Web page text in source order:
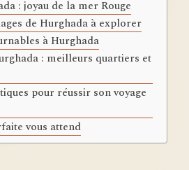
: joyau de la mer Rouge
de Hurghada à explorer
à Hurghada
: meilleurs quartiers et
pour réussir son voyage
vous attend